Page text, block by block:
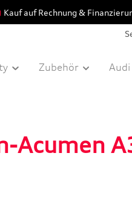
Kauf auf Rechnung &
Zubehör
Acumen